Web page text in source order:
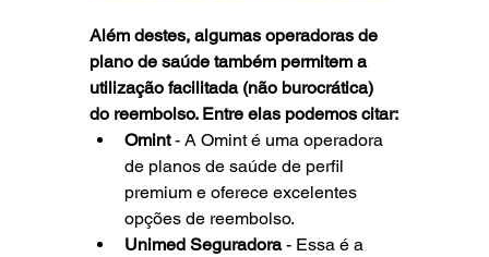
Além destes, algumas operadoras de
plano de saúde também permitem a
utilização facilitada (não burocrática)
do reembolso. Entre elas podemos citar:
Omint - A Omint é uma operadora
de planos de saúde de perfil
premium e oferece excelentes
opções de reembolso.
Unimed Seguradora - Essa é a